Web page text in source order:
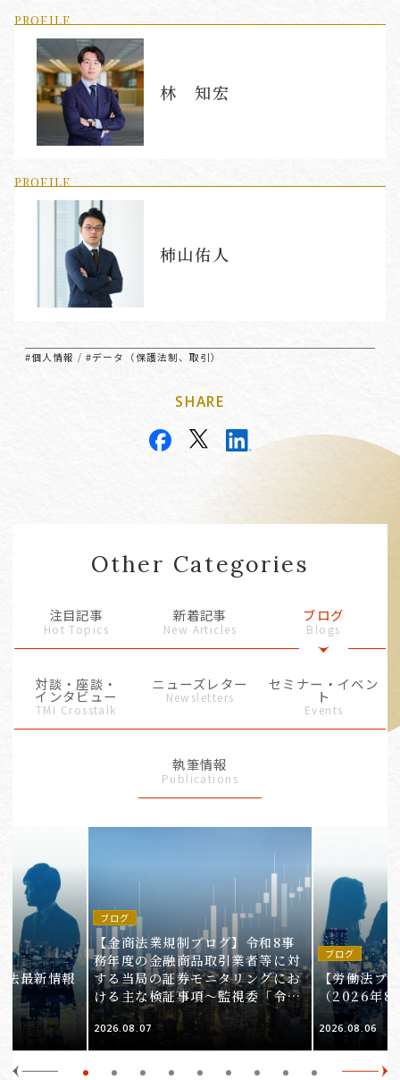
PROFILE
林 知宏
PROFILE
柿山佑人
#個人情報 /#データ（保護法制、取引）
SHARE
Other Categories
注目記事
Hot Topics
新着記事
New Articles
ブログ
Blogs
対談・座談・
インタビュー
TMI Crosstalk
ニューズレター
Newsletters
セミナー・イベン
ト
Events
執筆情報
Publications
法最新情報
ブログ
【金商法業規制ブログ】令和8事
務年度の金融商品取引業者等に対
する当局の証券モニタリングにお
ける主な検証事項～監視委「令和
8事務年度 証券モニタリング基本
方針」の解説～（第1回）
2026.08.07
ブログ
【労働法ブ
（2026年8
2026.08.06